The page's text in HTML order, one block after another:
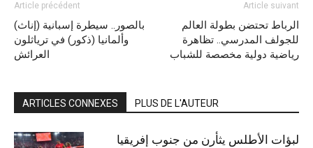
Article précédent
بالصور.. سيطرة إسبانية (إناث)
وألمانيا (ذكور) في ترياثلون
العرائش
Article suivant
الرباط تحتضن بطولة العالم
للجولف المدرسي.. تظاهرة
رياضية دولية مخصصة للشباب
ARTICLES CONNEXES PLUS DE L'AUTEUR
لبؤات الأطلس يثأرن من جنوب إفريقيا